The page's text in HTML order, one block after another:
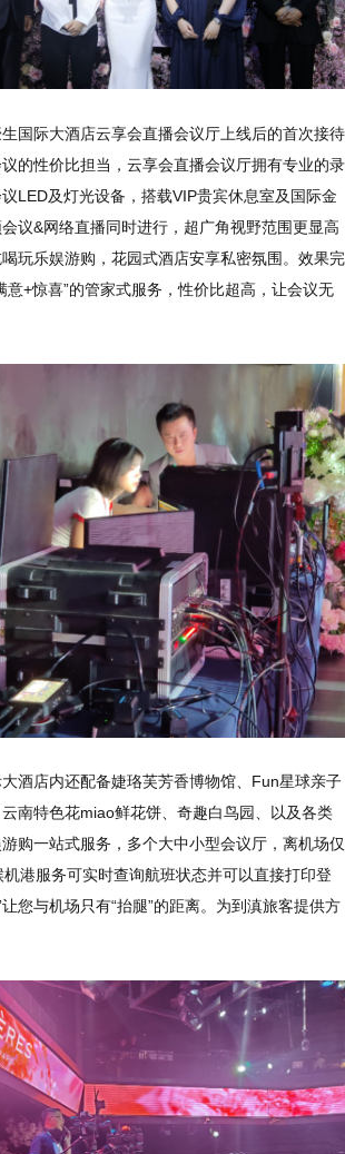
国际大酒店云享会直播会议厅上线后的首次接待
的性价比担当，云享会直播会议厅拥有专业的录
LED及灯光设备，搭载VIP贵宾休息室及国际金
议&网络直播同时进行，超广角视野范围更显高
玩乐娱游购，花园式酒店安享私密氛围。效果完
意+惊喜”的管家式服务，性价比超高，让会议无
酒店内还配备婕珞芙芳香博物馆、Fun星球亲子
南特色花miao鲜花饼、奇趣白鸟园、以及各类
购一站式服务，多个大中小型会议厅，离机场仅
港服务可实时查询航班状态并可以直接打印登
您与机场只有“抬腿”的距离。为到滇旅客提供方